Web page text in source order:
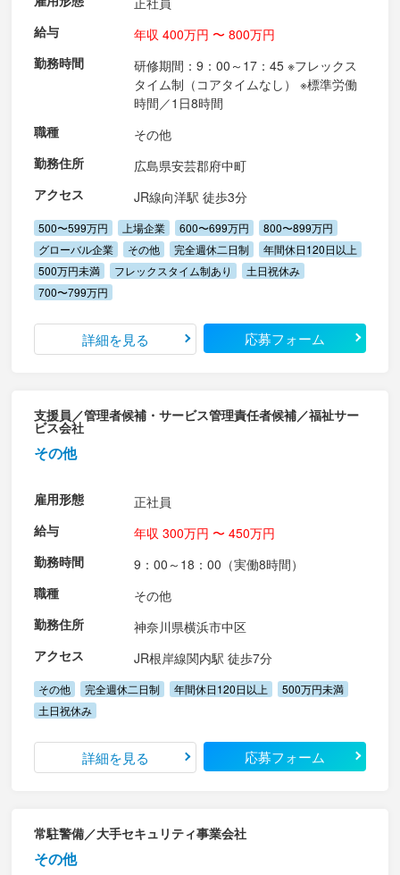
給与
年収 400万円 〜 800万円
勤務時間
研修期間：9：00～17：45 ※フレックス
タイム制（コアタイムなし） ※標準労働
時間／1日8時間
職種
その他
勤務住所
広島県安芸郡府中町
アクセス
JR線向洋駅 徒歩3分
500〜599万円 上場企業 600〜699万円
800〜899万円
グローバル企業
その他 完全週休二日制
年間休日120日以上
500万円未満
フレックスタイム制あり
土日祝休み
700〜799万円
詳細を見る 応募フォーム
支援員／管理者候補・サービス管理責任者候補／福祉サー
ビス会社
その他
雇用形態
正社員
給与
年収 300万円 〜 450万円
勤務時間
9：00～18：00（実働8時間）
職種
その他
勤務住所
神奈川県横浜市中区
アクセス
JR根岸線関内駅 徒歩7分
その他 完全週休二日制 年間休日120日以上
500万円未満
土日祝休み
詳細を見る 応募フォーム
常駐警備／大手セキュリティ事業会社
その他